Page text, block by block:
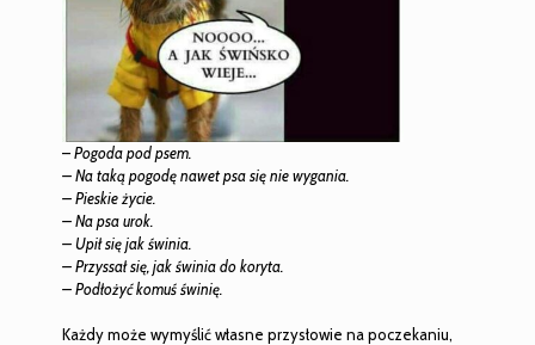
–Pogoda pod psem.
– Na taką pogodę nawet psa się nie wygania.
– Pieskie życie.
– Na psa urok.
– Upił się jak świnia.
– Przyssał się, jak świnia do koryta.
– Podłożyć komuś świnię.
Każdy może wymyślić własne przysłowie na poczekaniu,